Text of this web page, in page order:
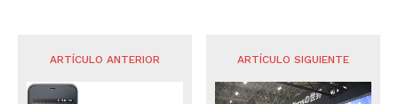
ARTÍCULO ANTERIOR ARTÍCULO SIGUIENTE